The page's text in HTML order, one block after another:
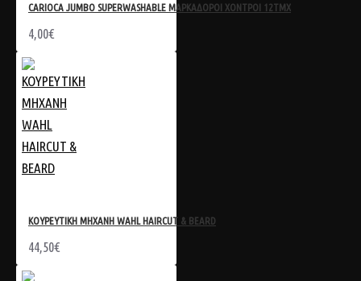
CARIOCA JUMBO SUPERWASHABLE ΜΑΡΚΑΔΟΡΟΙ ΧΟΝΤΡΟΙ 12TMX
4,00€
ΚΟΥΡΕΥΤΙΚΗ ΜΗΧΑΝΗ WAHL HAIRCUT & BEARD
44,50€